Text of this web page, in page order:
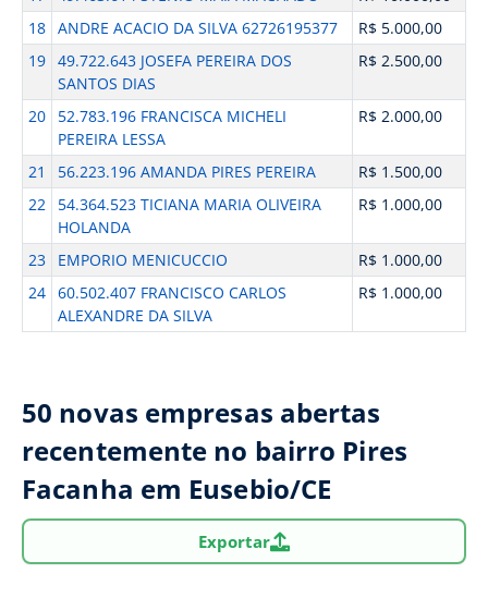
18 ANDRE ACACIO DA SILVA 62726195377
R$ 5.000,00
19 49.722.643 JOSEFA PEREIRA DOS
SANTOS DIAS
R$ 2.500,00
20
52.783.196 FRANCISCA MICHELI
PEREIRA LESSA
R$ 2.000,00
21 56.223.196 AMANDA PIRES PEREIRA
R$ 1.500,00
22
54.364.523 TICIANA MARIA OLIVEIRA
HOLANDA
R$ 1.000,00
23 EMPORIO MENICUCCIO
R$ 1.000,00
24 60.502.407 FRANCISCO CARLOS
ALEXANDRE DA SILVA
R$ 1.000,00
50 novas empresas abertas
recentemente no bairro Pires
Facanha em Eusebio/CE
Exportar